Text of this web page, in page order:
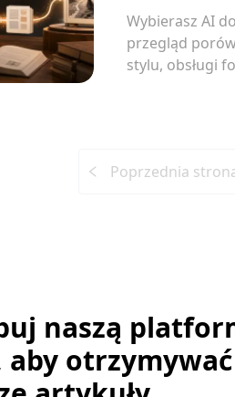
Wybierasz AI
przegląd
stylu, obsługi
Poprzednia
naszą
aby otrzymywać